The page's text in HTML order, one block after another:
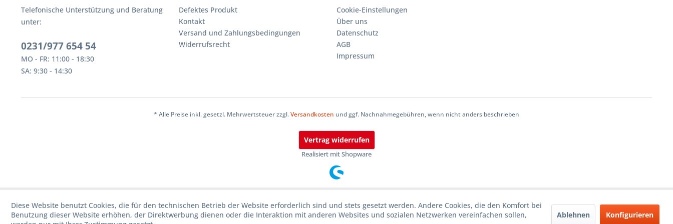
Telefonische Unterstützung und Beratung
unter:
0231/977 654 54
MO - FR: 11:00 - 18:30
SA: 9:30 - 14:30
Defektes Produkt
Kontakt
Versand und Zahlungsbedingungen
Widerrufsrecht
Cookie-Einstellungen
Über uns
Datenschutz
AGB
Impressum
* Alle Preise inkl. gesetzl. Mehrwertsteuer zzgl.Versandkosten und ggf. Nachnahmegebühren, wenn nicht anders beschrieben
Vertrag widerrufen
Realisiert mit Shopware
Diese Website benutzt Cookies, die für den technischen Betrieb der Website erforderlich sind und stets gesetzt werden. Andere Cookies, die den Komfort bei
Benutzung dieser Website erhöhen, der Direktwerbung dienen oder die Interaktion mit anderen Websites und sozialen Netzwerken vereinfachen sollen,
Ablehnen Konfigurieren